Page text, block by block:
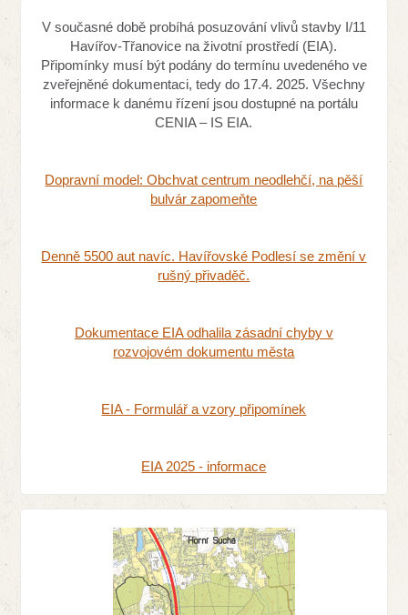
V současné době probíhá posuzování vlivů stavby I/11
Havířov-Třanovice na životní prostředí (EIA).
Připomínky musí být podány do termínu uvedeného ve
zveřejněné dokumentaci, tedy do 17.4. 2025. Všechny
informace k danému řízení jsou dostupné na portálu
CENIA – IS EIA.
Dopravní model: Obchvat centrum neodlehčí, na pěší
bulvár zapomeňte
Denně 5500 aut navíc. Havířovské Podlesí se změní v
rušný přivaděč.
Dokumentace EIA odhalila zásadní chyby v
rozvojovém dokumentu města
EIA - Formulář a vzory připomínek
EIA 2025 - informace